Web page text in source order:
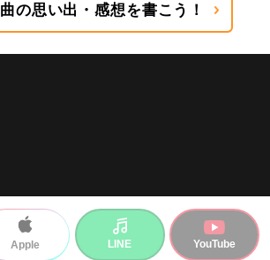
曲の思い出・感想を書こう！
Apple LINE YouTube